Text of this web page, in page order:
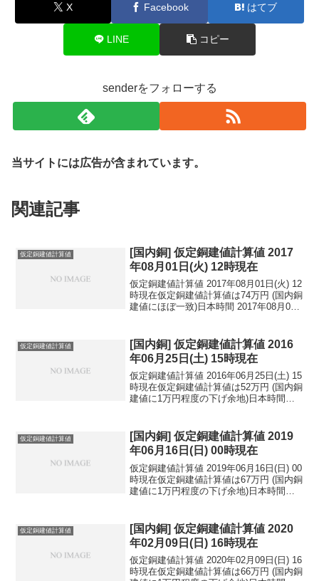
X Facebook はてブ
LINE コピー
senderをフォローする
当サイトには広告が含まれています。
関連記事
仮定銅建値計算値
[国内銅] 仮定銅建値計算値 2017
年08月01日(火) 12時現在
仮定銅建値計算値 2017年08月01日(火) 12
時現在仮定銅建値計算値は74万円 (国内銅
建値にほぼ一致)日本時間 2017年08月01
円...
仮定銅建値計算値
[国内銅] 仮定銅建値計算値 2016
年06月25日(土) 15時現在
仮定銅建値計算値 2016年06月25日(土) 15
時現在仮定銅建値計算値は52万円 (国内銅
建値に1万円程度の下げ余地)日本時間
民元：1...
仮定銅建値計算値
[国内銅] 仮定銅建値計算値 2019
年06月16日(日) 00時現在
仮定銅建値計算値 2019年06月16日(日) 00
時現在仮定銅建値計算値は67万円 (国内銅
建値に1万円程度の下げ余地)日本時間
民元：1...
仮定銅建値計算値
[国内銅] 仮定銅建値計算値 2020
年02月09日(日) 16時現在
仮定銅建値計算値 2020年02月09日(日) 16
時現在仮定銅建値計算値は66万円 (国内銅